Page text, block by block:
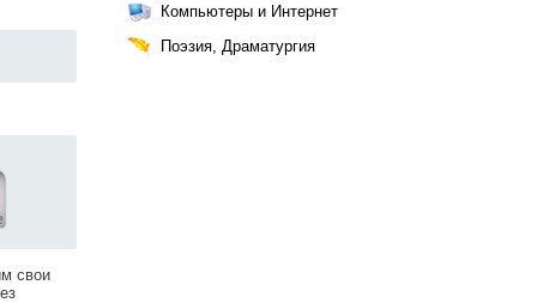
свои
Компьютеры и Интернет
Поэзия, Драматургия